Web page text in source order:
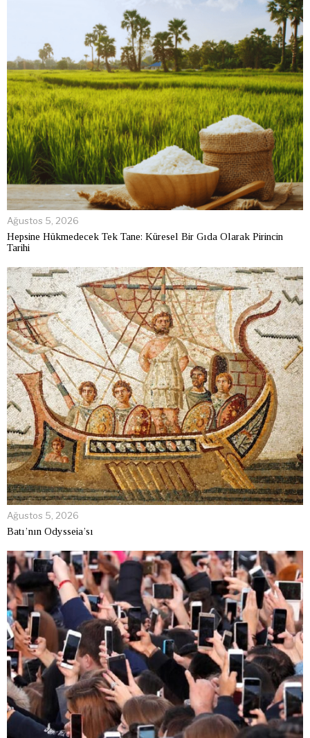
Ağustos 5, 2026
Hepsine Hükmedecek Tek Tane: Küresel Bir Gıda Olarak Pirincin
Tarihi
Ağustos 5, 2026
Batı’nın Odysseia’sı